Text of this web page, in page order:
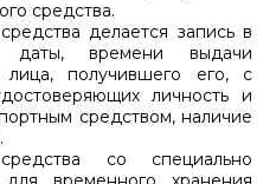
средства.
делается запись в
даты, времени выдачи
лица, получившего его, с
личность и
средством, наличие
со специально